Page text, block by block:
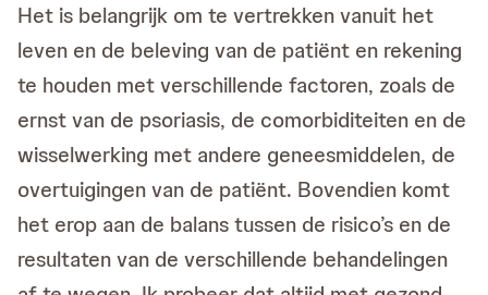
Het is belangrijk om te vertrekken vanuit het
leven en de beleving van de patiënt en rekening
te houden met verschillende factoren, zoals de
ernst van de psoriasis, de comorbiditeiten en de
wisselwerking met andere geneesmiddelen, de
overtuigingen van de patiënt. Bovendien komt
het erop aan de balans tussen de risico’s en de
resultaten van de verschillende behandelingen